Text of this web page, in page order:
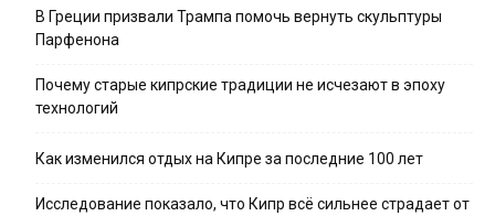
В Греции призвали Трампа помочь вернуть скульптуры
Парфенона
Почему старые кипрские традиции не исчезают в эпоху
технологий
Как изменился отдых на Кипре за последние 100 лет
Исследование показало, что Кипр всё сильнее страдает от